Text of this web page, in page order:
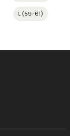
L (59-61)